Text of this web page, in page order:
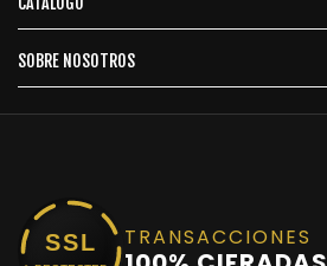
SOBRE NOSOTROS
SSL TRANSACCIONES